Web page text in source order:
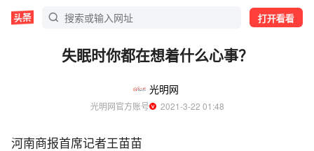
打开看看
失眠时你都在想着什么心事？
光明网
光明网官方账号
  2021-3-22 01:48
河南商报首席记者王苗苗